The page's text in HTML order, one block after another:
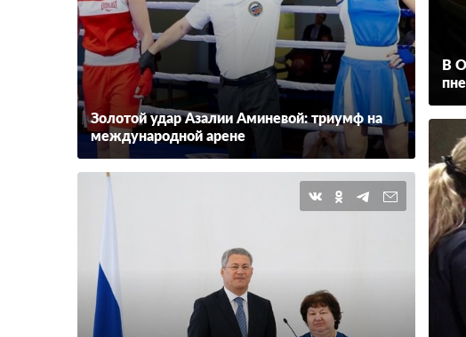
Золотой удар Азалии Аминевой: триумф на
международной арене
В